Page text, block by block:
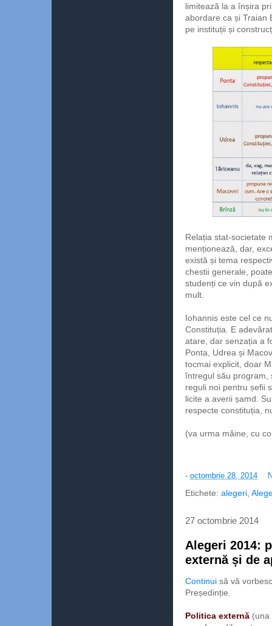
limitează la a înșira
abordare ca și Traian
pe instituții și
Relația stat-societate
menționează, dar,
există și tema
chestii generale,
studenți ce vin după
mult.
Iohannis este cel ce
Constituția. E
atare, dar senzația a
Ponta, Udrea și
tocmai explicit, doar
întregul său program,
reguli noi pentru șefii
licite a averii șamd.
respecte constituția,
(va urma mâine, cu
- octombrie 28, 2014
Etichete: alegeri
27 octombrie 2014
Alegeri 2014:
externă și de
Continui să vă
Președinție.
Politica externă (una